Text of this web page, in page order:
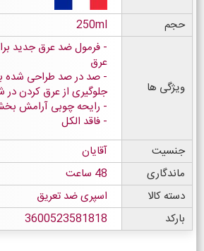
حجم
250ml
ویژگی ها
فرمول ضد عرق جدید
عرق
صد در صد طراحی شده
جلوگیری از عرق کردن در
رایحه چوبی آرامش
فاقد الکل
جنسیت
آقایان
ماندگاری
48 ساعت
دسته کالا
اسپری ضد تعریق
بارکد
3600523581818